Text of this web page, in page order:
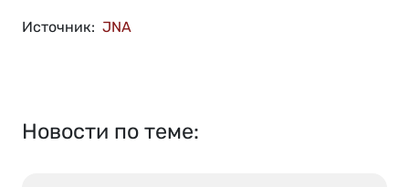
Источник: JNA
Новости по теме: